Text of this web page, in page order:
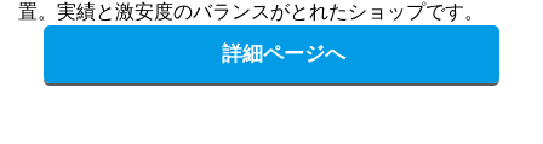
置。実績と激安度のバランスがとれたショップです。
詳細ページへ